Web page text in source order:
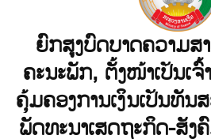
ຍົກສູງບົດບາດຄວາມສ
ຄະນະພັກ, ຕັ້ງໜ້າເປັນເ
ຄຸ້ມຄອງການເງິນເປັນທັນ
ພັດທະນາເສດຖະກິດ-ສັ